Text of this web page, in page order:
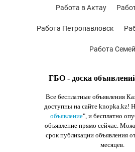
ГБО - доска
Все бесплатные объявления
доступны на сайте knopka.kz!
объявление", и бесплатно
объявление прямо сейчас.
срок публикации объявления
месяцев.
Работа в Актау
Работа Петропавловск
Работа Семей